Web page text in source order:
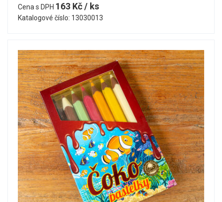
Cena s DPH 163 Kč / ks
Katalogové číslo: 13030013